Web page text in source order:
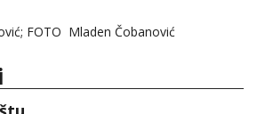
FOTO Mladen Čobanović